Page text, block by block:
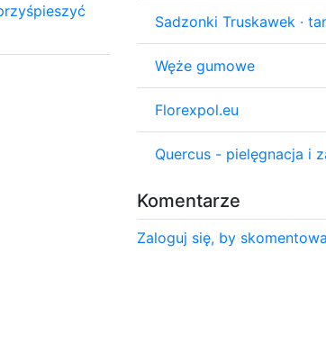
Sadzonki Truskawek ·
Węże gumowe
Florexpol.eu
Quercus - pielęgnacja i
Komentarze
Zaloguj się, by